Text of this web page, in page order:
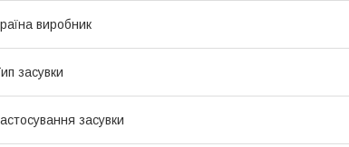
виробник
засувки
засувки